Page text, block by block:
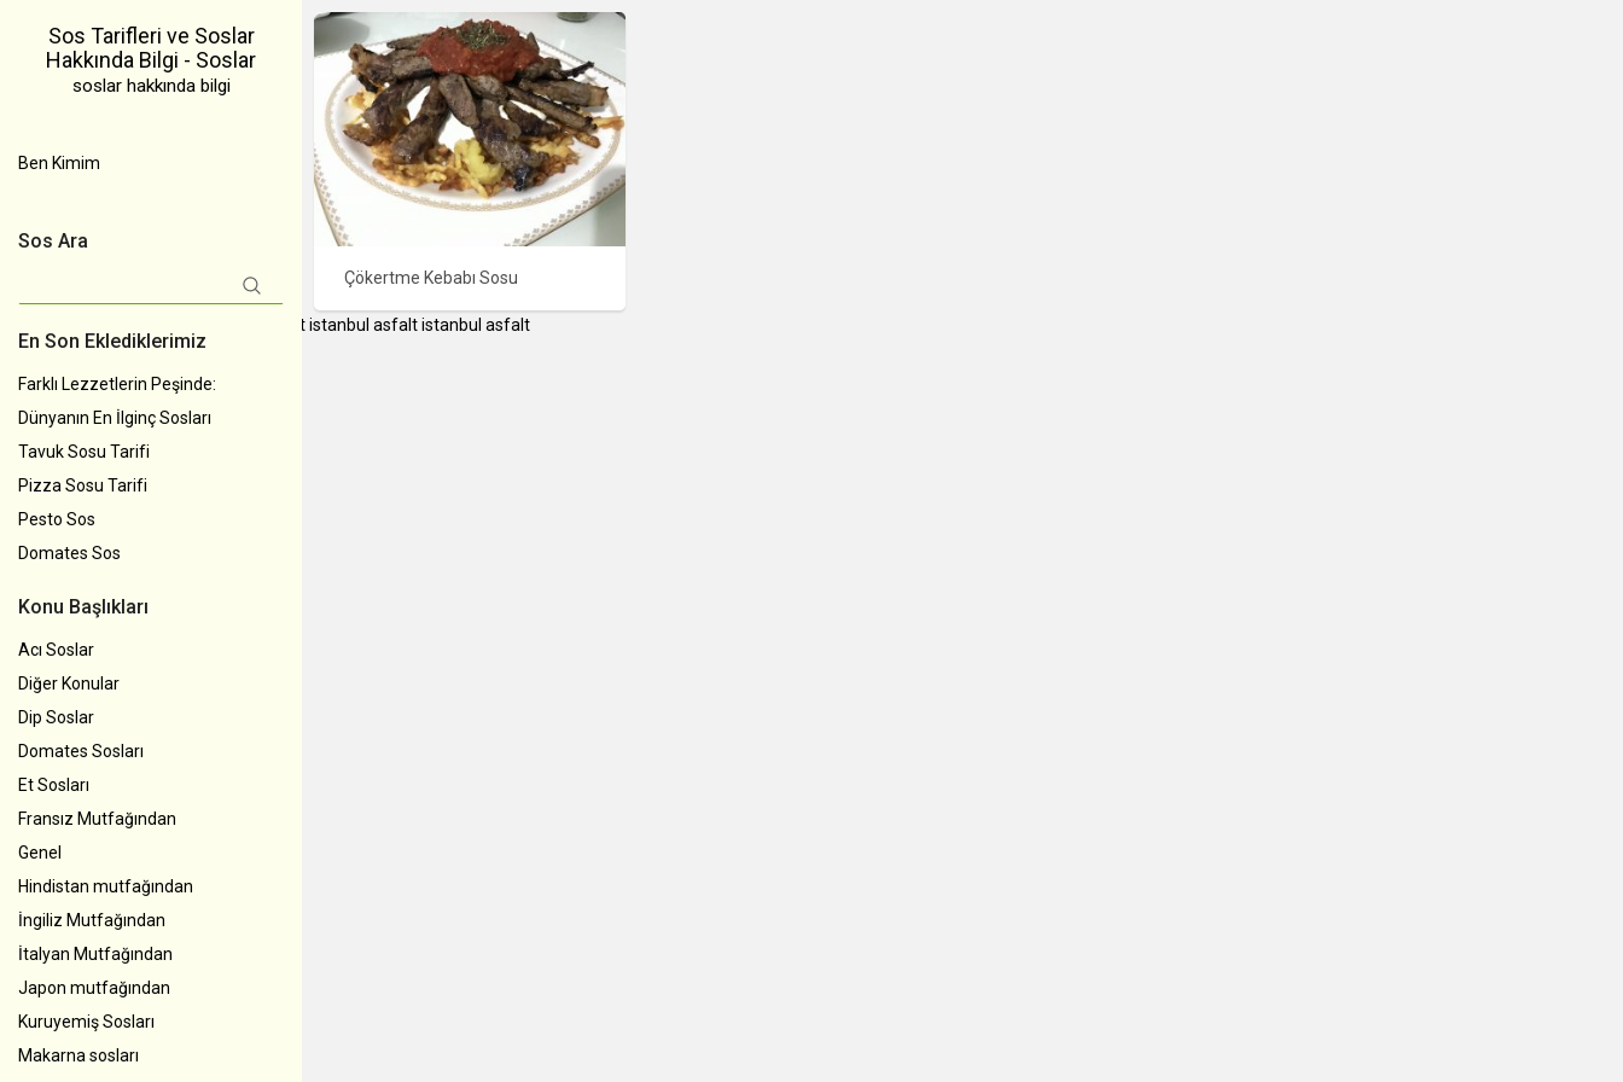
Sos Tarifleri ve Soslar
Hakkında Bilgi - Soslar
soslar hakkında bilgi
Ben Kimim
Sos Ara
En Son Eklediklerimiz
Farklı Lezzetlerin Peşinde:
Dünyanın En İlginç Sosları
Tavuk Sosu Tarifi
Pizza Sosu Tarifi
Pesto Sos
Domates Sos
Konu Başlıkları
Acı Soslar
Diğer Konular
Dip Soslar
Domates Sosları
Et Sosları
Fransız Mutfağından
Genel
Hindistan mutfağından
İngiliz Mutfağından
İtalyan Mutfağından
Japon mutfağından
Kuruyemiş Sosları
Makarna sosları
Çökertme Kebabı Sosu
İstanbul Asfaltistanbul asfaltistanbul asfalt